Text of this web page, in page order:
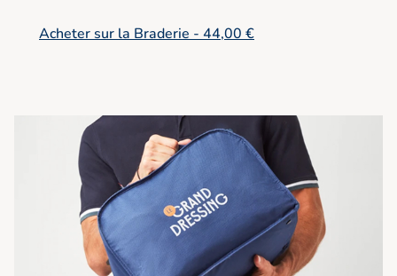
Acheter sur la Braderie - 44,00 €